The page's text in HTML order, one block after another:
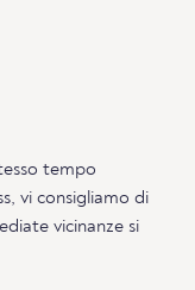
tempo
vi consigliamo di
vicinanze si